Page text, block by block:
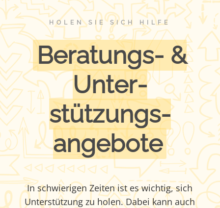
HOLEN SIE SICH HILFE
Beratungs- &
Unter­
stützungs­
angebote
In schwierigen Zeiten ist es wichtig, sich
Unter­stützung zu holen. Dabei kann auch